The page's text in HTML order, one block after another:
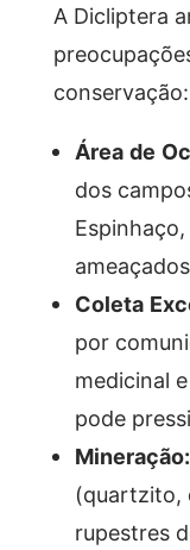
A Dicliptera
conservação:
Área de
dos
Coleta
por
medicinal
pode
Mineração:
(quartzito,
rupestres